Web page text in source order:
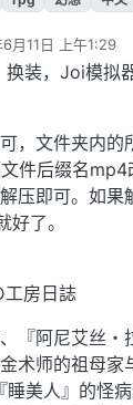
月11日 上午1:29
换装，Joi模拟
，文件夹内
件后缀名
压即可。如
了。
工房日誌
『阿尼艾丝・
术师的祖母
美人』的怪病